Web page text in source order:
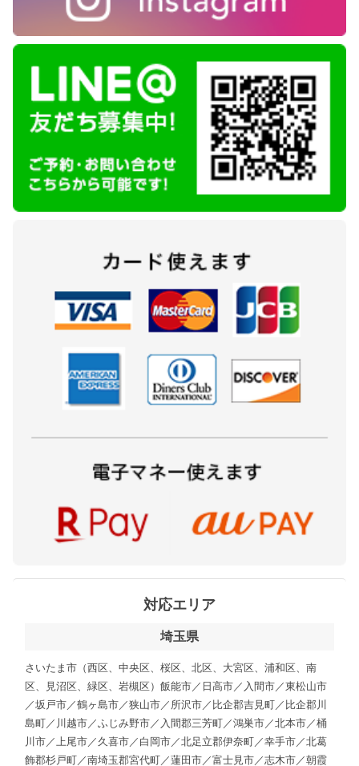
対応エリア
埼玉県
さいたま市（西区、中央区、桜区、北区、大宮区、浦和区、南
区、見沼区、緑区、岩槻区）飯能市／日高市／入間市／東松山市
／坂戸市／鶴ヶ島市／狭山市／所沢市／比企郡吉見町／比企郡川
島町／川越市／ふじみ野市／入間郡三芳町／鴻巣市／北本市／桶
川市／上尾市／久喜市／白岡市／北足立郡伊奈町／幸手市／北葛
飾郡杉戸町／南埼玉郡宮代町／蓮田市／富士見市／志木市／朝霞